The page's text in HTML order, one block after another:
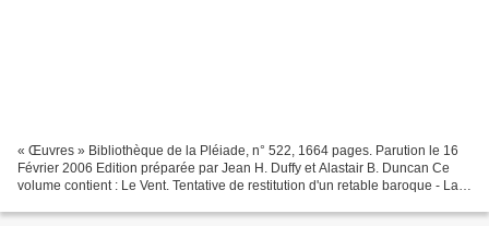
« Œuvres » Bibliothèque de la Pléiade, n° 522, 1664 pages. Parution le 16
Février 2006 Edition préparée par Jean H. Duffy et Alastair B. Duncan Ce
volume contient : Le Vent. Tentative de restitution d'un retable baroque - La